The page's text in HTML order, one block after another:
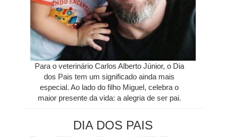
Para o veterinário Carlos Alberto Júnior, o Dia
dos Pais tem um significado ainda mais
especial. Ao lado do filho Miguel, celebra o
maior presente da vida: a alegria de ser pai.
DIA DOS PAIS